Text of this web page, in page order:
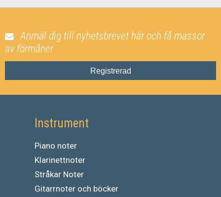
Anmäl dig till nyhetsbrevet här och få massor
av förmåner
Registrerad
Instrument
Piano noter
Klarinettnoter
Stråkar Noter
Gitarrnoter och böcker